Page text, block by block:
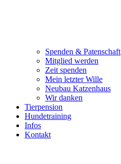
Spenden & Patenschaft
Mitglied werden
Zeit spenden
Mein letzter Wille
Neubau Katzenhaus
Wir danken
Tierpension
Hundetraining
Infos
Kontakt